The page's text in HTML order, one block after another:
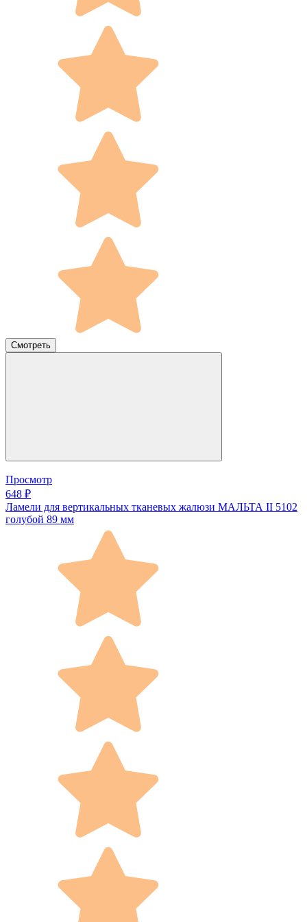
Смотреть
Просмотр
648 ₽
Ламели для вертикальных тканевых жалюзи МАЛЬТА II 5102
голубой 89 мм